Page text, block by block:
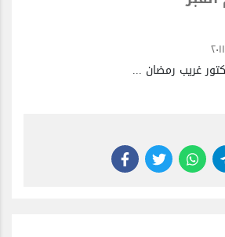
غريب رمضان ...